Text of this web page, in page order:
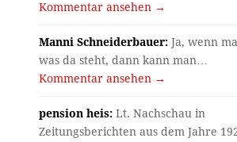
Kommentar ansehen →
Manni Schneiderbauer: Ja, wenn
was da steht, dann kann man…
Kommentar ansehen →
pension heis: Lt. Nachschau in
Zeitungsberichten aus dem Jahre